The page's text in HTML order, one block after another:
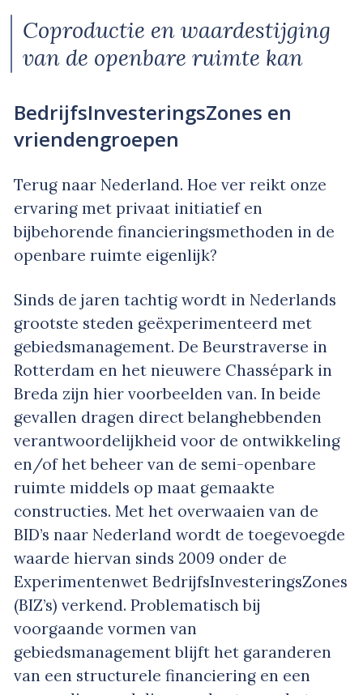
Coproductie en waardestijging
van de openbare ruimte kan
BedrijfsInvesteringsZones en
vriendengroepen
Terug naar Nederland. Hoe ver reikt onze
ervaring met privaat initiatief en
bijbehorende financieringsmethoden in de
openbare ruimte eigenlijk?
Sinds de jaren tachtig wordt in Nederlands
grootste steden geëxperimenteerd met
gebiedsmanagement. De Beurstraverse in
Rotterdam en het nieuwere Chassépark in
Breda zijn hier voorbeelden van. In beide
gevallen dragen direct belanghebbenden
verantwoordelijkheid voor de ontwikkeling
en/of het beheer van de semi-openbare
ruimte middels op maat gemaakte
constructies. Met het overwaaien van de
BID’s naar Nederland wordt de toegevoegde
waarde hiervan sinds 2009 onder de
Experimentenwet BedrijfsInvesteringsZones
(BIZ’s) verkend. Problematisch bij
voorgaande vormen van
gebiedsmanagement blijft het garanderen
van een structurele financiering en een